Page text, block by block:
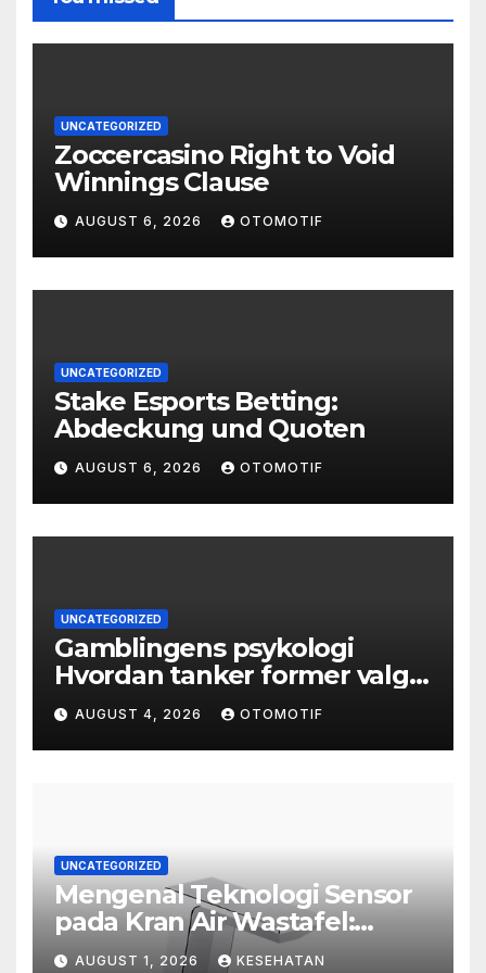
UNCATEGORIZED
Zoccercasino Right to Void
Winnings Clause
AUGUST 6, 2026 OTOMOTIF
UNCATEGORIZED
Stake Esports Betting:
Abdeckung und Quoten
AUGUST 6, 2026 OTOMOTIF
UNCATEGORIZED
Gamblingens psykologi
Hvordan tanker former valg
og atferd
AUGUST 4, 2026 OTOMOTIF
UNCATEGORIZED
Mengenal Teknologi Sensor
pada Kran Air Wastafel:
Mewah, Cerdas, dan Higienis
AUGUST 1, 2026 KESEHATAN